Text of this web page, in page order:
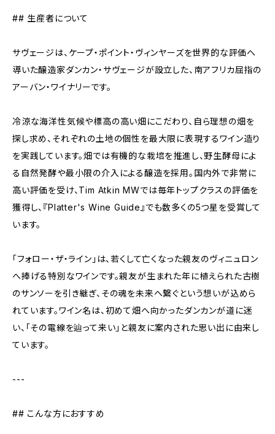
## 生産者について
サヴェージは、ケープ・ポイント・ヴィンヤーズを世界的な評価へ
導いた醸造家ダンカン・サヴェージが設立した、南アフリカ屈指の
アーバン・ワイナリーです。
冷涼な海洋性気候や標高の高い畑にこだわり、自ら理想の畑を
探し求め、それぞれの土地の個性を最大限に表現するワイン造り
を実践しています。畑では有機的な栽培を推進し、野生酵母によ
る自然発酵や最小限の介入による醸造を採用。国内外で非常に
高い評価を受け、Tim Atkin MWでは毎年トップクラスの評価を
獲得し、『Platter's Wine Guide』でも数多くの5つ星を受賞して
います。
「フォロー・ザ・ライン」は、若くして亡くなった親友のヴィニュロン
へ捧げる特別なワインです。親友が生まれた年に植えられた古樹
のサンソーを引き継ぎ、その魂を未来へ繋ぐという想いが込めら
れています。ワイン名は、初めて畑へ向かったダンカンが道に迷
い、「その電線を辿って来い」と親友に案内された思い出に由来し
ています。
---
## こんな方におすすめ